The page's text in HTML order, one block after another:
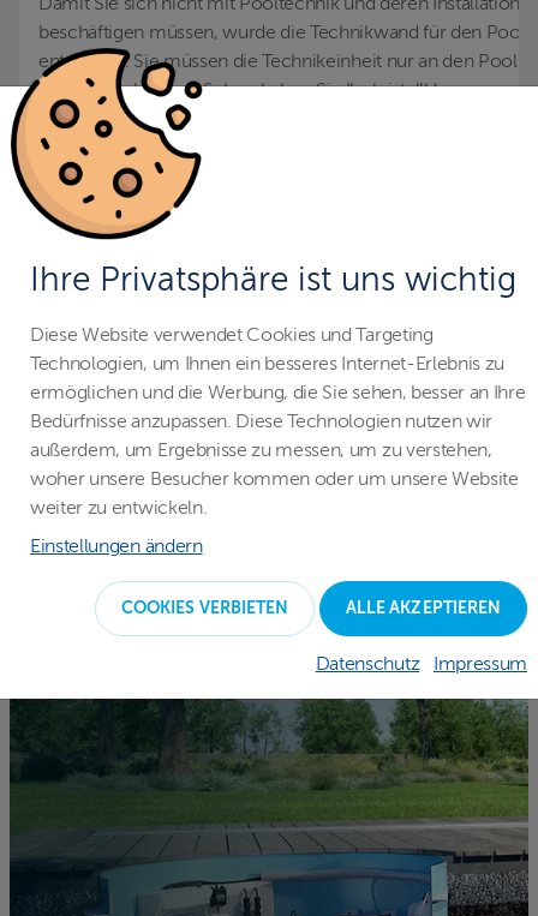
Damit Sie sich nicht mit Pooltechnik und deren Installation
beschäftigen müssen, wurde die Technikwand für den Pool
entwickelt. Sie müssen die Technikeinheit nur an den Pool
Strom anschließen. Schon haben Sie Ihr kristallklares
Poolvergnügen.
MEHR ZUR TECHNIKWAND
Varianten der Technikschächte. Aufgrund der Nähe zum
können alle Schächte auch die Gegenstrompumpe
Zu erreichen ist der Technikschacht über einen Deckel in
Bodenhöhe.
Ihre Privatsphäre ist uns wichtig
Diese Website verwendet Cookies und Targeting
Technologien, um Ihnen ein besseres Internet-Erlebnis zu
ermöglichen und die Werbung, die Sie sehen, besser an Ihre
Bedürfnisse anzupassen. Diese Technologien nutzen wir
außerdem, um Ergebnisse zu messen, um zu verstehen,
woher unsere Besucher kommen oder um unsere Website
weiter zu entwickeln.
Einstellungen ändern
COOKIES VERBIETEN ALLE AKZEPTIEREN
Datenschutz Impressum